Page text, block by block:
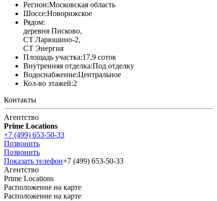
Регион:Московская область
Шоссе:Новорижское
Рядом:
деревня Писково,
СТ Ларюшино-2,
СТ Энергия
Площадь участка:17,9 соток
Внутренняя отделка:Под отделку
Водоснабжение:Центральное
Кол-во этажей:2
Контакты
Агентство
Prime Locations
+7 (499) 653-50-33
Позвонить
Позвонить
Показать телефон+7 (499) 653-50-33
Агентство
Prime Locations
Расположение на карте
Расположение на карте